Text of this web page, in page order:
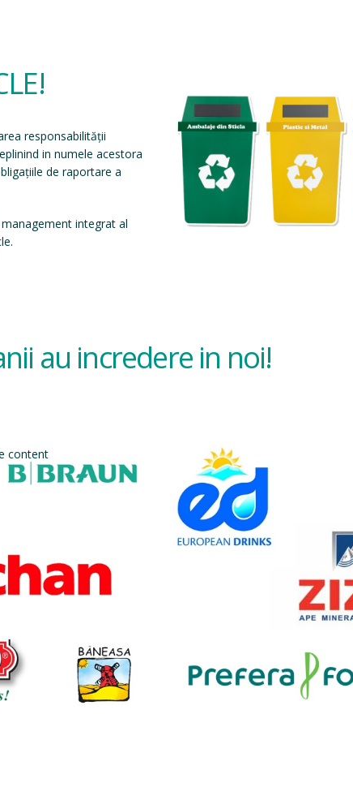
responsabilității
in numele acestora
de raportare a
integrat al
au incredere in noi!
Slide content